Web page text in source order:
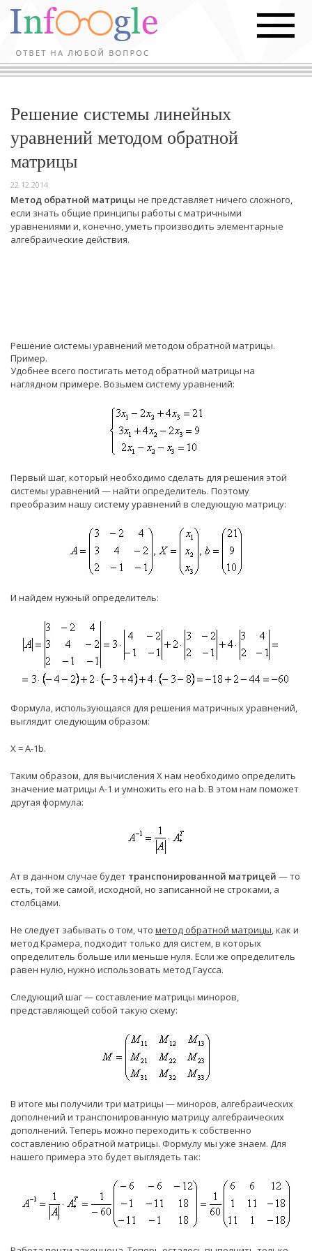
Решение системы линейных
уравнений методом обратной
матрицы
22.12.2014
Метод обратной матрицы не представляет ничего сложного,
если знать общие принципы работы с матричными
уравнениями и, конечно, уметь производить элементарные
алгебраические действия.
Решение системы уравнений методом обратной матрицы.
Пример.
Удобнее всего постигать метод обратной матрицы на
наглядном примере. Возьмем систему уравнений:
Первый шаг, который необходимо сделать для решения этой
системы уравнений — найти определитель. Поэтому
преобразим нашу систему уравнений в следующую матрицу:
И найдем нужный определитель:
Формула, использующаяся для решения матричных уравнений,
выглядит следующим образом:
Х = А-1b.
Таким образом, для вычисления Х нам необходимо определить
значение матрицы А-1 и умножить его на b. В этом нам поможет
другая формула:
Ат в данном случае будет транспонированной матрицей — то
есть, той же самой, исходной, но записанной не строками, а
столбцами.
Не следует забывать о том, что метод обратной матрицы, как и
метод Крамера, подходит только для систем, в которых
определитель больше или меньше нуля. Если же определитель
равен нулю, нужно использовать метод Гаусса.
Следующий шаг — составление матрицы миноров,
представляющей собой такую схему:
В итоге мы получили три матрицы — миноров, алгебраических
дополнений и транспонированную матрицу алгебраических
дополнений. Теперь можно переходить к собственно
составлению обратной матрицы. Формулу мы уже знаем. Для
нашего примера это будет выглядеть так: